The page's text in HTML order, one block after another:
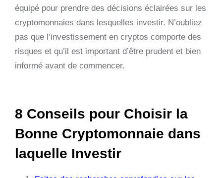
équipé pour prendre des décisions éclairées sur les
cryptomonnaies dans lesquelles investir. N’oubliez
pas que l’investissement en cryptos comporte des
risques et qu’il est important d’être prudent et bien
informé avant de commencer.
8 Conseils pour Choisir la
Bonne Cryptomonnaie dans
laquelle Investir